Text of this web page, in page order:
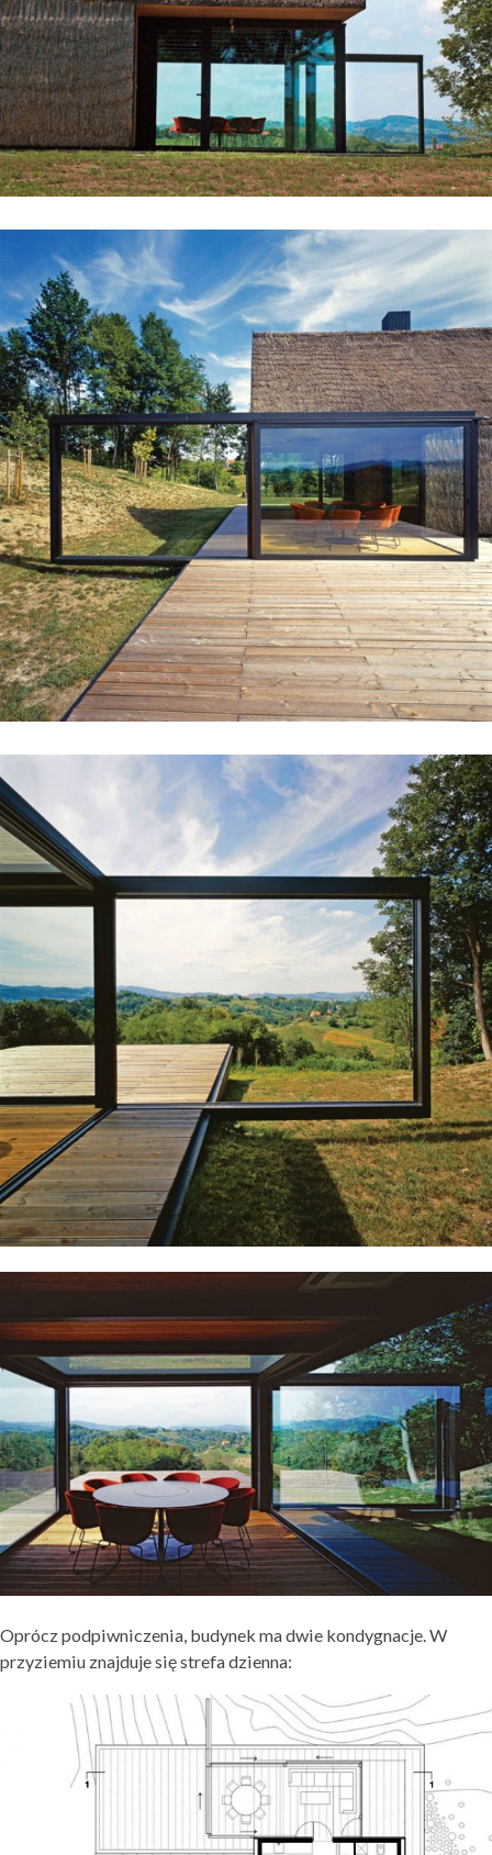
Oprócz podpiwniczenia, budynek ma dwie kondygnacje. W
przyziemiu znajduje się strefa dzienna: